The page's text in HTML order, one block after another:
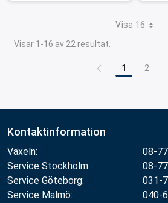
Visa 16
Visar 1-16 av 22 resultat.
Sida
1 Sida
2
Kontaktinformation
Växeln:
08-
Service Stockholm:
08-
Service Göteborg:
031-
Service Malmö:
040-